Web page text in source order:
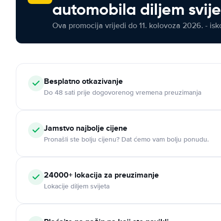
automobila diljem
Ova promocija vrijedi do 11. kolovoza 2026. -
Besplatno otkazivanje
Do 48 sati prije dogovorenog vremena preuzimanja
Jamstvo najbolje cijene
Pronašli ste bolju cijenu? Dat ćemo vam bolju ponudu.
24000+ lokacija za preuzimanje
Lokacije diljem svijeta